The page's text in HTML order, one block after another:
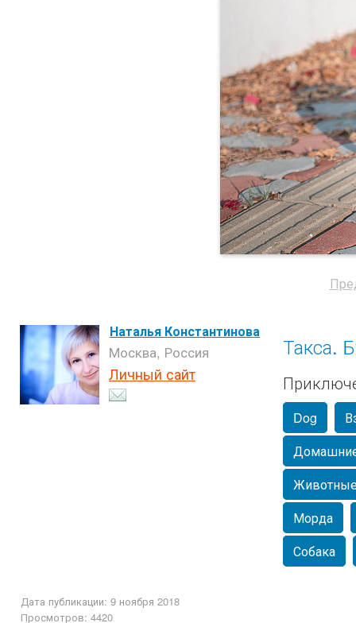
Наталья Константинова
Москва, Россия
Личный сайт
Такса.
Dog
Морда
Собака
Дата публикации: 9 ноября 2018
Просмотров: 4420